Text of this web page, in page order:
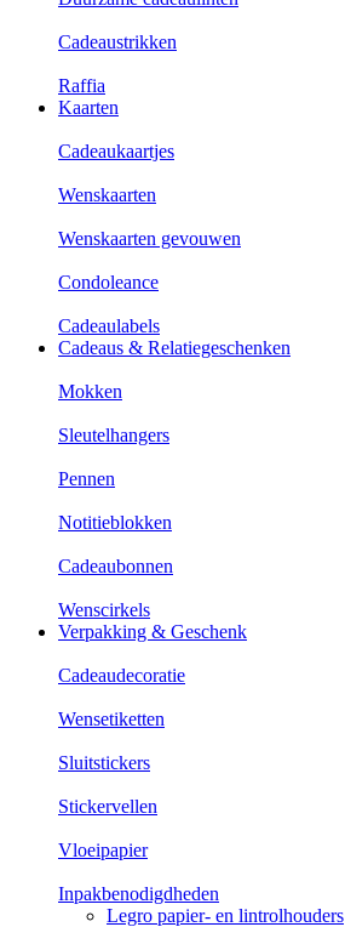
Cadeaustrikken
Raffia
Kaarten
Cadeaukaartjes
Wenskaarten
Wenskaarten gevouwen
Condoleance
Cadeaulabels
Cadeaus & Relatiegeschenken
Mokken
Sleutelhangers
Pennen
Notitieblokken
Cadeaubonnen
Wenscirkels
Verpakking & Geschenk
Cadeaudecoratie
Wensetiketten
Sluitstickers
Stickervellen
Vloeipapier
Inpakbenodigdheden
Legro papier- en lintrolhouders